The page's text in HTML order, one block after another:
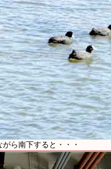
がら南下すると・・・